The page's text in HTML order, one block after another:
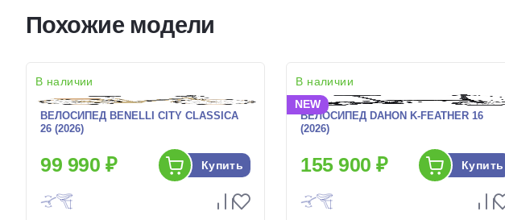
Похожие модели
В наличии
ВЕЛОСИПЕД BENELLI CITY CLASSICA
26 (2026)
99 990 ₽ Купить
В наличии
NEW
ВЕЛОСИПЕД DAHON K-FEATHER 16
(2026)
155 900 ₽ Купить